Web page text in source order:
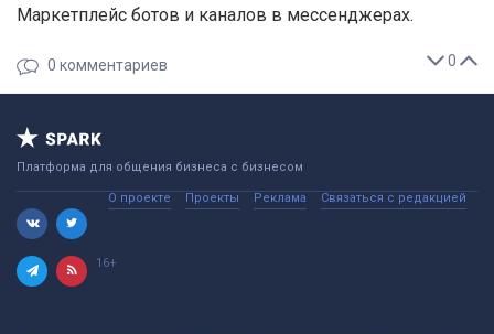
Маркетплейс ботов и каналов в мессенджерах.
0
0 комментариев
Платформа для общения бизнеса с бизнесом
О проекте Проекты Реклама Связаться с редакцией
16+